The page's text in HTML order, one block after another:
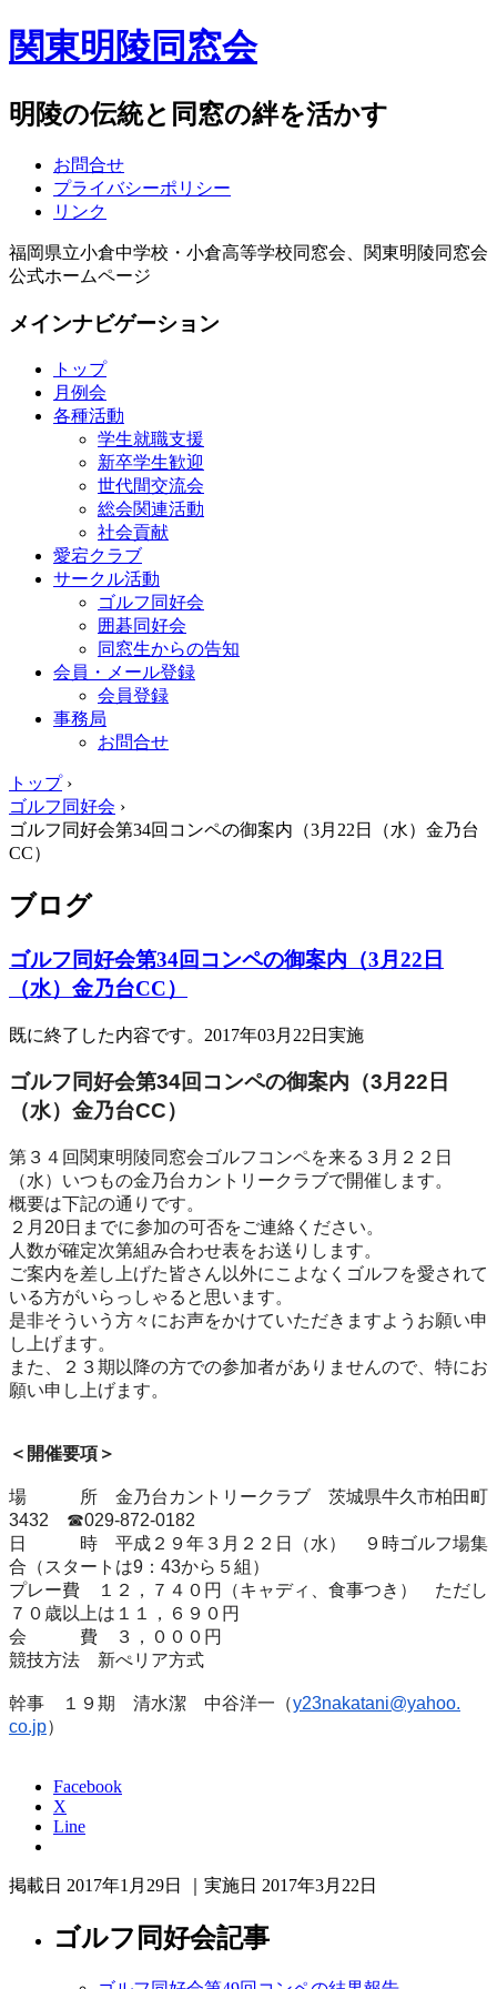
関東明陵同窓会
明陵の伝統と同窓の絆を活かす
お問合せ
プライバシーポリシー
リンク
福岡県立小倉中学校・小倉高等学校同窓会、関東明陵同窓会
公式ホームページ
メインナビゲーション
トップ
月例会
各種活動
学生就職支援
新卒学生歓迎
世代間交流会
総会関連活動
社会貢献
愛宕クラブ
サークル活動
ゴルフ同好会
囲碁同好会
同窓生からの告知
会員・メール登録
会員登録
事務局
お問合せ
トップ›
ゴルフ同好会 ›
ゴルフ同好会第34回コンペの御案内（3月22日（水）金乃台
CC）
ブログ
ゴルフ同好会第34回コンペの御案内（3月22日
（水）金乃台CC）
既に終了した内容です。2017年03月22日実施
ゴルフ同好会第34回コンペの御案内（3月22日
（水）金乃台CC）
第３４回関東明陵同窓会ゴルフコンペを来る３月２２日
（水）いつ もの金乃台カントリークラブで開催します。
概要は下記の通りです。
２月20日までに参加の可否をご連絡ください。
人数が確定次第組み合わせ表をお送りします。
ご案内を差し上げた皆さん以外にこよなくゴルフを愛されて
いる方がいらっしゃると思います。
是非そういう方々にお声をかけていただきますようお願い申
し上げます。
また、２３期以降の方での参加者がありませんので、特にお
願い申 し上げます。
＜開催要項＞
場 所 金乃台カントリークラブ 茨城県牛久市柏田町
3432 ☎︎029-872-0182
日 時 平成２９年３月２２日（水） ９時ゴルフ場集
合（スタートは9：43から５組）
プレー費 １２，７４０円（キャディ、食事つき） ただし
７０歳以上は１１，６９０円
会 費 ３，０００円
競技方法 新ぺリア方式
幹事 １９期 清水潔 中谷洋一（y23nakatani@yahoo.
co.jp）
Facebook
X
Line
掲載日 2017年1月29日 ｜実施日 2017年3月22日
ゴルフ同好会記事